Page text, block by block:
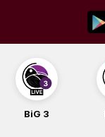
content
BiG 3